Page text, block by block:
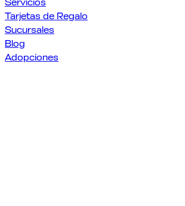
Servicios
Tarjetas de Regalo
Sucursales
Blog
Adopciones